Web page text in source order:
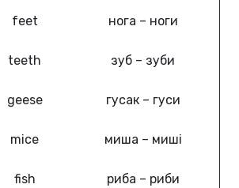
feet нога – ноги
teeth зуб – зуби
geese гусак – гуси
mice миша – миші
fish риба – риби